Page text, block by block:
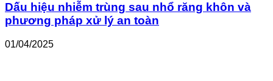
Dấu hiệu nhiễm trùng sau nhổ răng khôn và
phương pháp xử lý an toàn
01/04/2025